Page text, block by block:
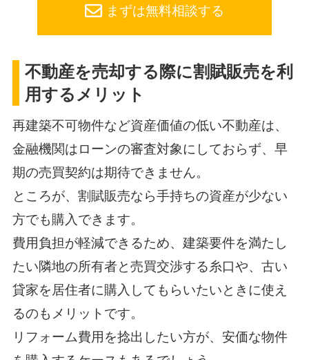
まずは無料相談する
不動産を売却する際に割賦販売を利
用するメリット
再建築不可物件など資産価値の低い不動産は、
金融機関はローンの審査対象にしておらず、早
期の売買契約は期待できません。
ところが、割賦販売なら手持ちの資産が少ない
方でも購入できます。
費用負担が軽減できるため、建築要件を満たし
たい隣地の所有者と売買交渉する糸口や、古い
貸家を居住者に購入してもらいたいときに使え
るのもメリットです。
リフォーム費用を捻出したい方が、安価な物件